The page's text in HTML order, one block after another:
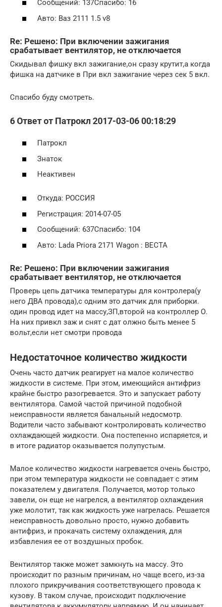
Сообщений: 137Спасибо: 16
Авто: Ваз 2111 1.5 v8
Re: Решено: При включении зажигания
срабатывает вентилятор, не отключается
Скидывал фишку вкл зажигание,он сразу крутит,а когда
фишка на датчике в При вкл зажигание через сек 5 вкл.
Спасибо буду смотреть.
6 Ответ от Патрокл 2017-03-06 00:18:29
Патрокл
Знаток
Неактивен
Откуда: РОССИЯ
Регистрация: 2014-07-05
Сообщений: 637Спасибо: 104
Авто: Lada Priora 2171 Wagon : ВЕСТА
Re: Решено: При включении зажигания
срабатывает вентилятор, не отключается
Проверь цепь датчика температуры для контролера(у
него ДВА провода),с одним это датчик для приборки.
один провод идет на массу,ЗП,второй на контроллер О.
На них привкл заж и снят с дат олжно быть менее 5
вольт,если нет смотри провода
Недостаточное количество жидкости
Очень часто датчик реагирует на малое количество
жидкости в системе. При этом, имеющийся антифриз
крайне быстро разогревается. Это и запускает работу
вентилятора. Самой частой причиной подобной
неисправности является банальный недосмотр.
Водители часто забывают контролировать количество
охлаждающей жидкости. Она постепенно испаряется, и
в итоге радиатор оказывается полупустым.
Малое количество жидкости нагревается очень быстро,
при этом температура жидкости не совпадает с этим
показателем у двигателя. Получается, мотор только
завели, он еще не нагрелся, а вентилятор охлаждения
уже молотит, так как жидкость уже нагрелась. Решается
неисправность довольно просто, нужно добавить
антифриз, и прокачать систему охлаждения, для
избавления ее от воздушных пробок.
Вентилятор также может замкнуть на массу. Это
происходит по разным причинам, но чаще всего, из-за
плохого прикручивания соответствующего провода к
кузову. В таком случае, происходит подключение